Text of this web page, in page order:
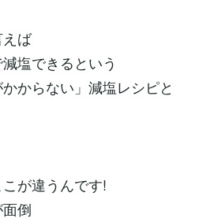
ば
塩できるという
からない」減塩レシピと
が違うんです!
倒